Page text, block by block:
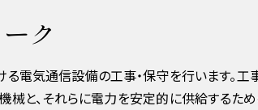
ク
る電気通信設備の工事・保守を行います。工事
機械と、それらに電力を安定的に供給する